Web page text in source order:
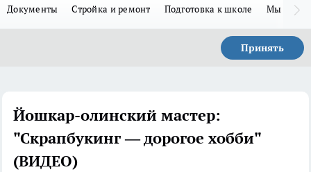
Документы Стройка и ремонт Подготовка к школе Мы в MAX
Принять
Йошкар-олинский мастер:
"Скрапбукинг — дорогое хобби"
(ВИДЕО)